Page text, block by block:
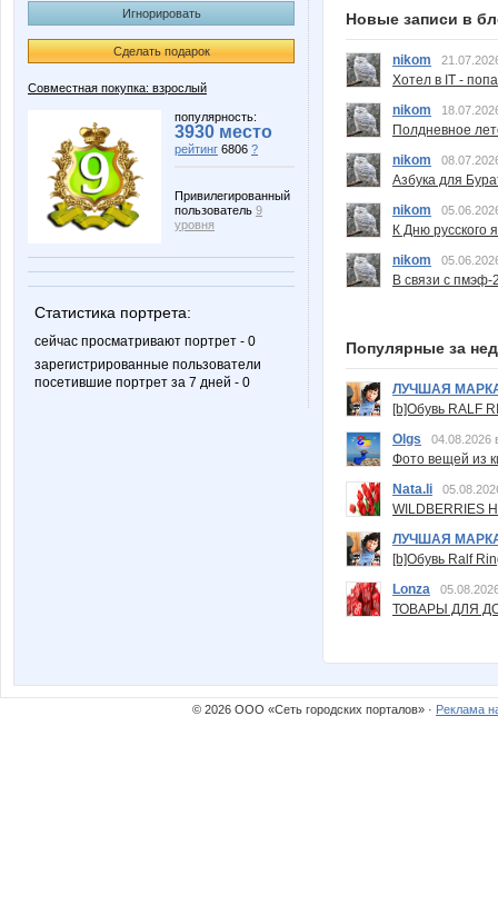
Игнорировать
Сделать подарок
Совместная покупка: взрослый
популярность:
3930 место
рейтинг 6806 ?
Привилегированный
пользователь 9
уровня
Статистика портрета:
сейчас просматривают портрет - 0
зарегистрированные пользователи
посетившие портрет за 7 дней - 0
Новые записи в
nikom
Хотел в IT -
nikom
Полдневное
nikom
Азбука для
nikom
К Дню русского
nikom
В связи с пмэф-
Популярные за
ЛУЧШАЯ
[b]Обувь RALF
Olgs
04.08.2026
Фото вещей из
Nata.li
ЛУЧШАЯ
[b]Обувь Ralf
Lonza
ТОВАРЫ ДЛЯ
© 2026 ООО «Сеть городских порталов» · Реклама